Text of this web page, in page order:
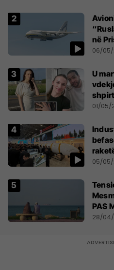
në
06/
U
të
01/05/
05/
PAS
28/